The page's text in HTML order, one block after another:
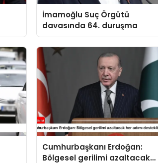
İmamoğlu Suç Örgütü
davasında 64. duruşma
Cumhurbaşkanı Erdoğan:
Bölgesel gerilimi azaltacak